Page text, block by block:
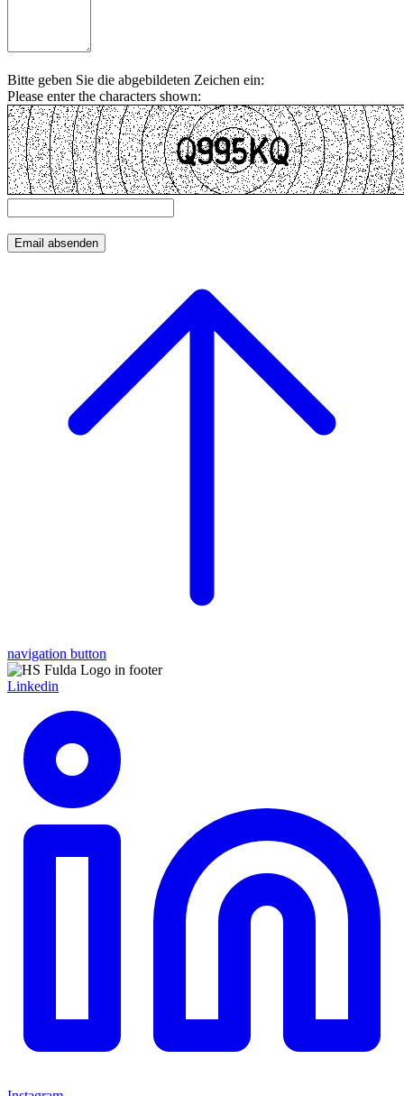
Bitte geben Sie die abgebildeten Zeichen ein:
Please enter the characters shown:
navigation button
Linkedin